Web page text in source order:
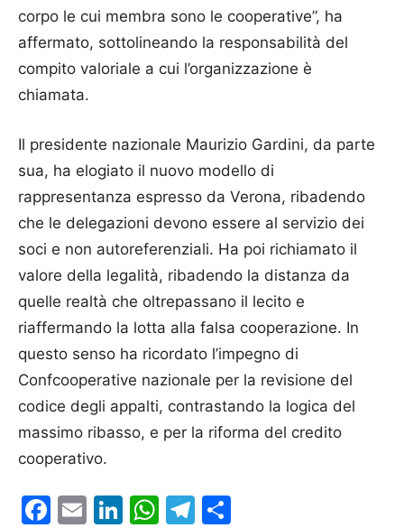
corpo le cui membra sono le cooperative”, ha
affermato, sottolineando la responsabilità del
compito valoriale a cui l’organizzazione è
chiamata.
Il presidente nazionale Maurizio Gardini, da parte
sua, ha elogiato il nuovo modello di
rappresentanza espresso da Verona, ribadendo
che le delegazioni devono essere al servizio dei
soci e non autoreferenziali. Ha poi richiamato il
valore della legalità, ribadendo la distanza da
quelle realtà che oltrepassano il lecito e
riaffermando la lotta alla falsa cooperazione. In
questo senso ha ricordato l’impegno di
Confcooperative nazionale per la revisione del
codice degli appalti, contrastando la logica del
massimo ribasso, e per la riforma del credito
cooperativo.
Facebook
EmailLinkedIn
WhatsApp
Telegram